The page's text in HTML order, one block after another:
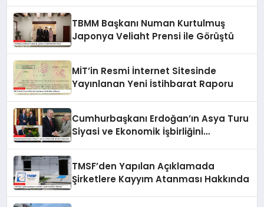
TBMM Başkanı Numan Kurtulmuş
Japonya Veliaht Prensi ile Görüştü
MİT’in Resmi İnternet Sitesinde
Yayınlanan Yeni İstihbarat Raporu
Cumhurbaşkanı Erdoğan’ın Asya Turu
Siyasi ve Ekonomik İşbirliğini
TMSF’den Yapılan Açıklamada
Şirketlere Kayyım Atanması Hakkında